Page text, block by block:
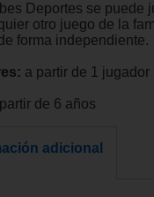
Deportes se puede
otro juego de la
forma independiente.
a partir de 1 jugador
de 6 años
adicional